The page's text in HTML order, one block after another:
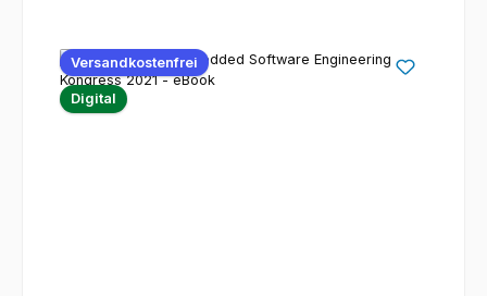
Versandkostenfrei
Digital